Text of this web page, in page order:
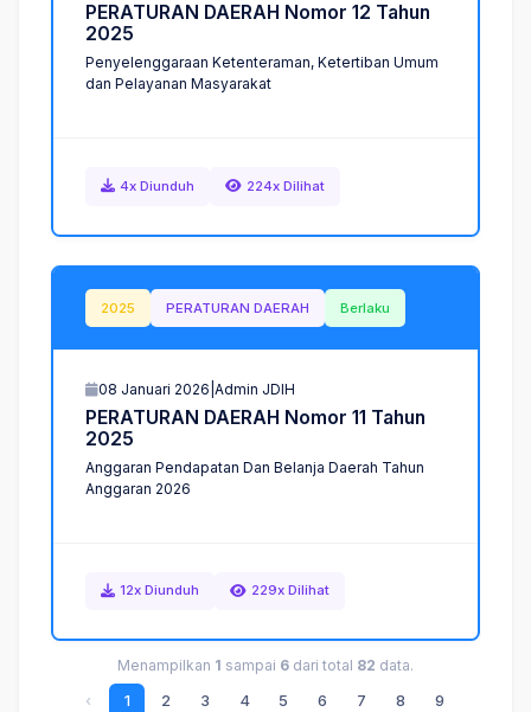
P ERATU RAN DAERAH N omor 1 2 Ta hun
2025
Penyelenggaraan Ketenteraman, Ketertiban Umum
dan Pelayanan Masyarakat
4x Diunduh 224x Dilihat
2025 PERATURAN DAERAH Berlaku
08 Januari 2026 Admin JDIH
PERATURAN DAERAH Nomor 11 Tahun
2025
Anggaran Pendapatan Dan Belanja Daerah Tahun
Anggaran 2026
12x Diunduh 229x Dilihat
Menampilkan 1 sampai 6 dari total 82 data.
‹ 1 2 3 4 5 6 7 8
9